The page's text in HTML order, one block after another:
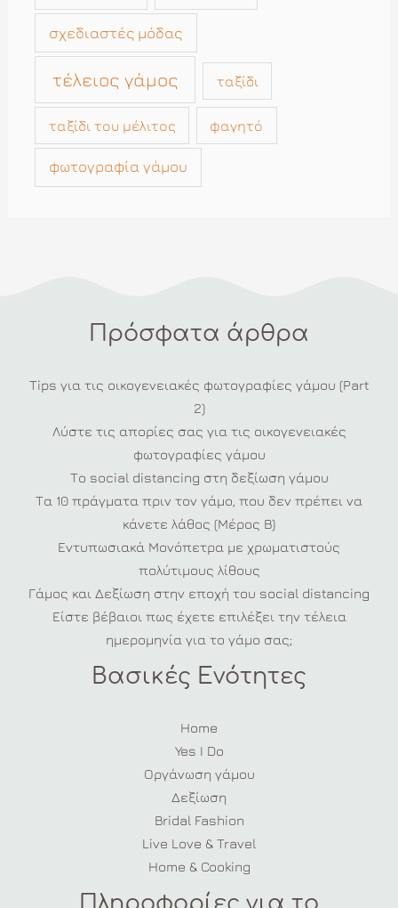
σχεδιαστές μόδας
τέλειος γάμος ταξίδι
ταξίδι του μέλιτος φαγητό
φωτογραφία γάμου
Πρόσφατα άρθρα
Tips για τις οικογενειακές φωτογραφίες γάμου (Part
2)
Λύστε τις απορίες σας για τις οικογενειακές
φωτογραφίες γάμου
Το social distancing στη δεξίωση γάμου
Τα 10 πράγματα πριν τον γάμο, που δεν πρέπει να
κάνετε λάθος (Μέρος Β)
Εντυπωσιακά Μονόπετρα με χρωματιστούς
πολύτιμους λίθους
Γάμος και Δεξίωση στην εποχή του social distancing
Είστε βέβαιοι πως έχετε επιλέξει την τέλεια
ημερομηνία για το γάμο σας;
Βασικές Ενότητες
Home
Yes I Do
Οργάνωση γάμου
Δεξίωση
Bridal Fashion
Live Love & Travel
Home & Cooking